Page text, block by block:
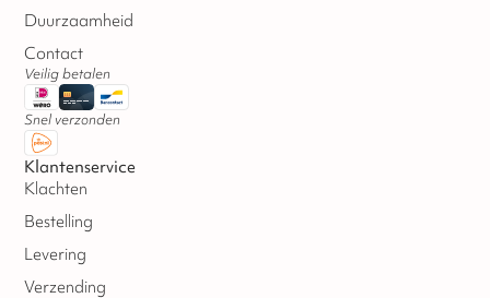
Duurzaamheid
Contact
Veilig betalen
Snel verzonden
Klantenservice
Klachten
Bestelling
Levering
Verzending